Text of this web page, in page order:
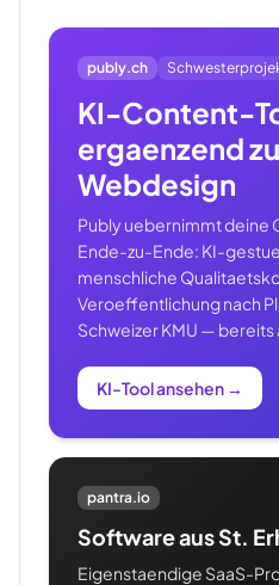
publy.ch
KI-Content-
ergaenzend
Webdesign
Publy uebernimmt
Ende-zu-Ende: KI-
menschliche
Veroeffentlichung nach
Schweizer KMU — bereits
KI-Tool ansehen →
pantra.io
Software aus St.
Eigenstaendige SaaS-